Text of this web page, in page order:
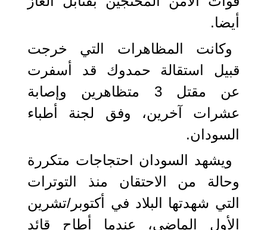
أيضا.
وكانت المظاهرات التي خرجت
قبيل استقالة حمدوك قد أسفرت
عن مقتل 3 متظاهرين وإصابة
عشرات آخرين، وفق لجنة أطباء
السودان.
ويشهد السودان احتجاجات متكررة
وحالة من الاحتقان منذ التوترات
التي شهدتها البلاد في أكتوبر/تشرين
الأول الماضي، عندما أطاح قائد